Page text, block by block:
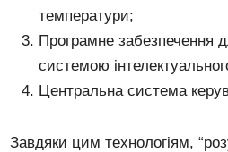
температури;
Програмне забезпечення
системою
Центральна система
Завдяки цим технологіям,